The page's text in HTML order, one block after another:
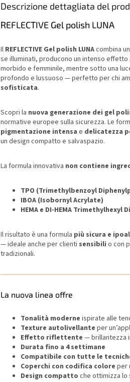
Descrizione dettagliata del
REFLECTIVE Gel polish LUNA
Il REFLECTIVE Gel polish LUNAcombina
se illuminati, producono un intenso
morbido e femminile, mentre sotto una
profondo e lussuoso — perfetto per chi
sofisticata.
Scopri la nuova generazione dei gel
normative europee sulla sicurezza. Le
pigmentazione intensa e delicatezza
un design compatto e salvaspazio.
La formula innovativa non contiene
TPO (Trimethylbenzoyl
IBOA (Isobornyl Acrylate)
HEMA e DI-HEMA Trimethylhexyl
Il risultato è una formula più sicura e
— ideale anche per clienti sensibili o con
tradizionali.
La nuova linea offre
Tonalità moderne ispirate alle
Texture autolivellante per
Effetto riflettente — brillantezza
Durata fino a 4 settimane
Compatibile con tutte le
Coperchi con codifica colore per
Design compatto che ottimizza lo